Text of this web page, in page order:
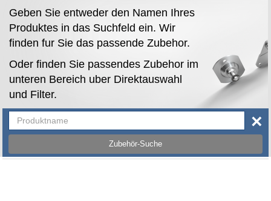
Geben Sie entweder den Namen Ihres
Produktes in das Suchfeld ein. Wir
finden fur Sie das passende Zubehor.
Oder finden Sie passendes Zubehor im
unteren Bereich uber Direktauswahl
und Filter.
Zubehör-Suche
×